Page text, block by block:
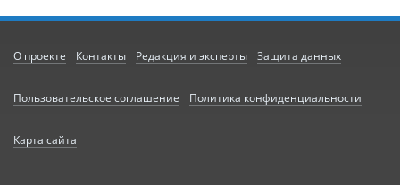
О проекте Контакты Редакция и эксперты Защита данных
Пользовательское соглашение Политика конфиденциальности
Карта сайта